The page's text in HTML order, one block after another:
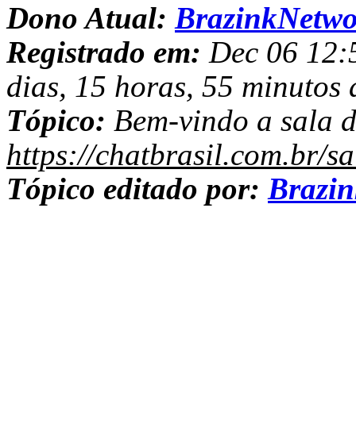
Dono Atual:
Registrado em: Dec 06
dias, 15 horas, 55 minutos
Tópico: Bem-vindo a sala
https://chatbrasil.com.br/
Tópico editado por: